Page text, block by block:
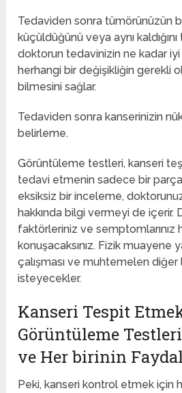
Tedaviden sonra tümörünüzün
küçüldüğünü veya aynı
doktorun tedavinizin ne kadar
herhangi bir değişikliğin gerekli
bilmesini sağlar.
Tedaviden sonra kanserinizin
belirleme.
Görüntüleme testleri, kanseri
tedavi etmenin sadece bir
eksiksiz bir inceleme,
hakkında bilgi vermeyi de içerir.
faktörleriniz ve semptomlarınız
konuşacaksınız. Fizik muayene
çalışması ve muhtemelen
isteyecekler.
Kanseri Tespit
Görüntüleme
ve Her birinin
Peki, kanseri kontrol etmek için